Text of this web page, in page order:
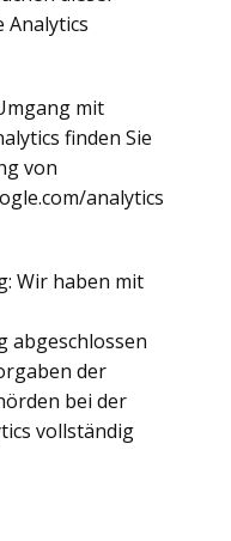
Analytics
mit
finden Sie
von
analytics
Wir haben mit
abgeschlossen
der
bei der
vollständig